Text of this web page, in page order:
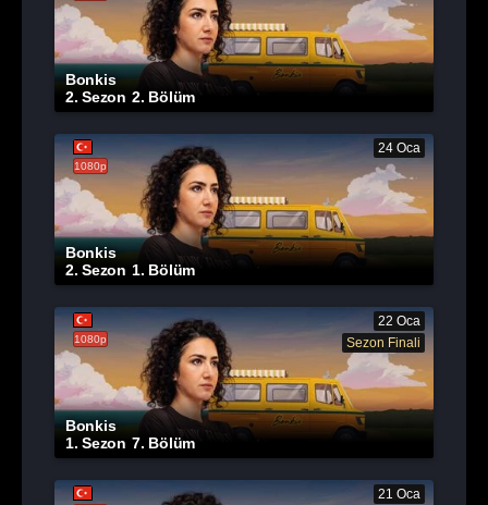
Bonkis
2. Sezon 2. Bölüm
1080p
24 Oca
Bonkis
2. Sezon 1. Bölüm
1080p Sezon Finali
22 Oca
Bonkis
1. Sezon 7. Bölüm
21 Oca